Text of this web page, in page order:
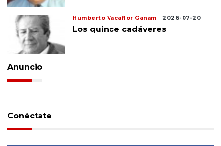
Humberto Vacaflor Ganam 2026-07-20
Los quince cadáveres
Anuncio
Conéctate